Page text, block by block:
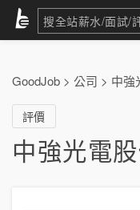
GoodJob > 公司 > 中強
評價
中強光電